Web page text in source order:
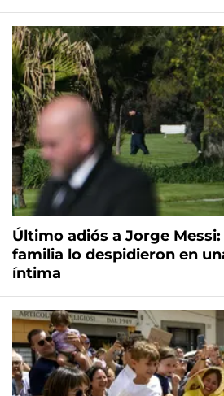
Último adiós a Jorge
familia lo despidieron en
íntima